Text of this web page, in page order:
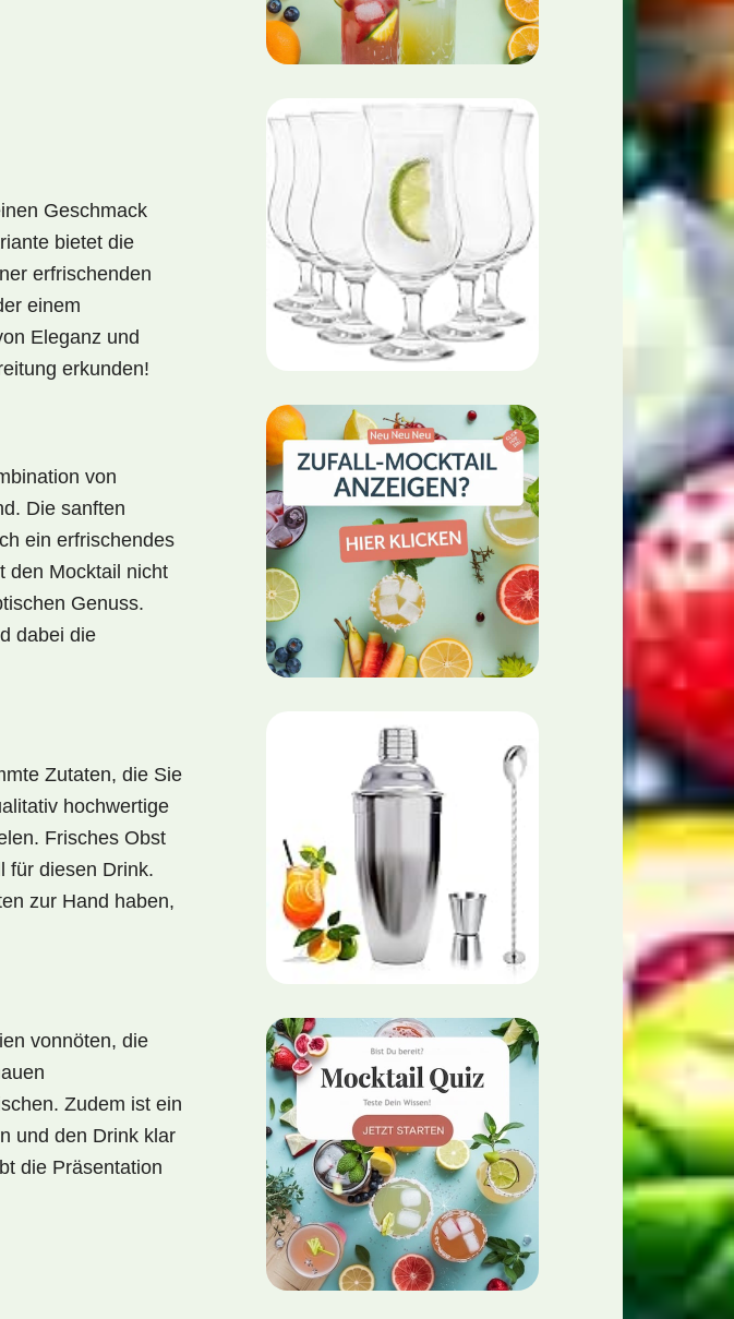
Geschmack
bietet die
erfrischenden
einem
Eleganz und
erkunden!
von
Die sanften
ein erfrischendes
den Mocktail nicht
Genuss.
dabei die
Zutaten, die Sie
hochwertige
Frisches Obst
für diesen Drink.
zur Hand haben,
vonnöten, die
Zudem ist ein
und den Drink klar
die Präsentation